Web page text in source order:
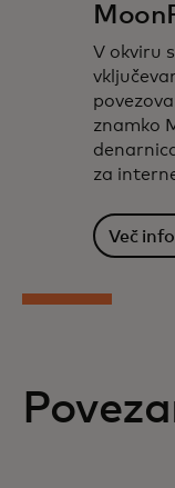
V okviru
znamko
za
Več